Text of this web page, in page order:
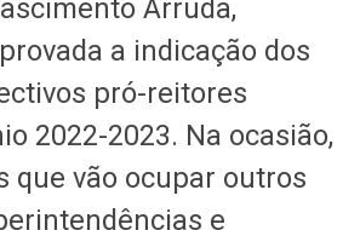
Arruda,
a indicação dos
pró-reitores
2022-2023. Na ocasião,
que vão ocupar outros
e